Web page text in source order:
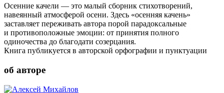
Осенние качели — это малый сборник стихотворений,
навеянный атмосферой осени. Здесь «осенняя качень»
заставляет переживать автора порой парадоксальные
и противоположные эмоции: от принятия полного
одиночества до благодати созерцания.
Книга публикуется в авторской орфографии и пунктуации
об авторе